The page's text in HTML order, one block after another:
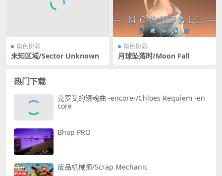
角色扮演
未知区域/Sector Unknown
角色扮演
月球坠落时/Moon Fall
热门下载
克罗艾的镇魂曲 -encore-/Chloes Requiem -en
core
Bhop PRO
废品机械师/Scrap Mechanic